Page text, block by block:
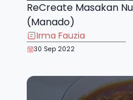
ReCreate Masakan
(Manado)
Irma Fauzia
30 Sep 2022